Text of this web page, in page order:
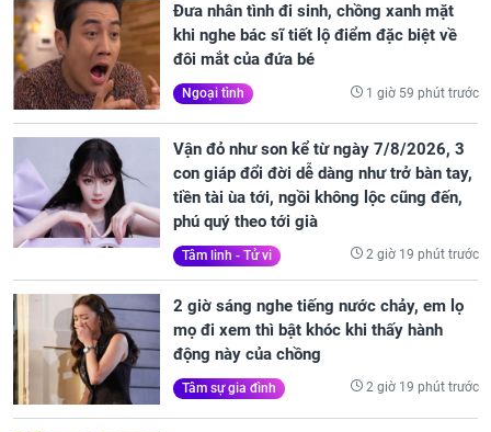
Đưa nhân tình đi sinh, chồng xanh mặt
khi nghe bác sĩ tiết lộ điểm đặc biệt về
đôi mắt của đứa bé
Ngoại tình 1 giờ 59 phút trước
Vận đỏ như son kể từ ngày 7/8/2026, 3
con giáp đổi đời dễ dàng như trở bàn tay,
tiền tài ùa tới, ngồi không lộc cũng đến,
phú quý theo tới già
Tâm linh - Tử vi 2 giờ 19 phút trước
2 giờ sáng nghe tiếng nước chảy, em lọ
mọ đi xem thì bật khóc khi thấy hành
động này của chồng
Tâm sự gia đình 2 giờ 19 phút trước